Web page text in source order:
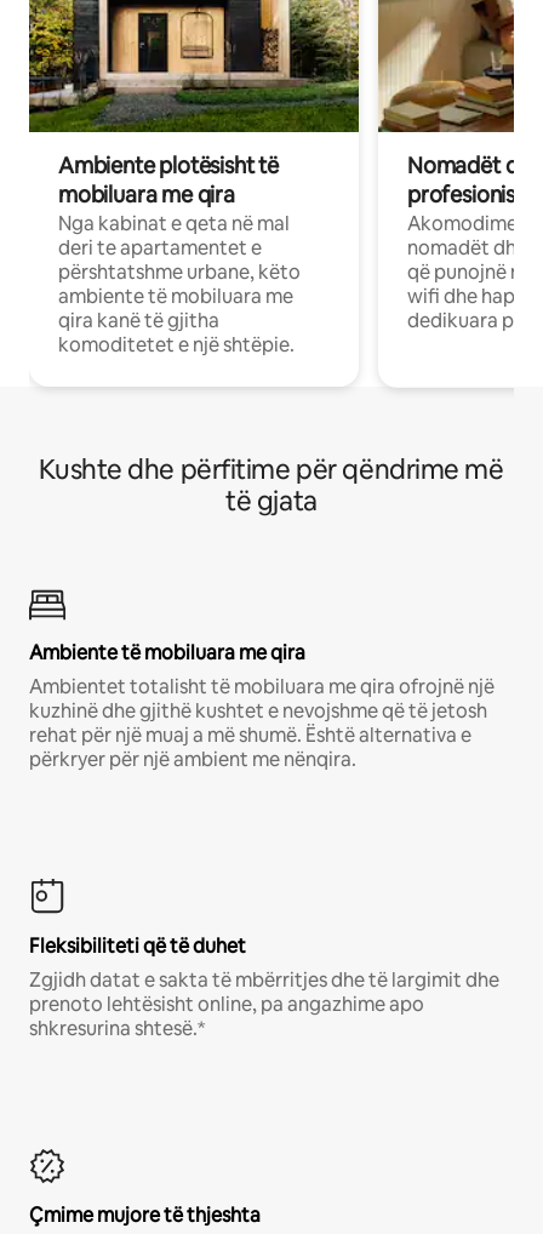
Ambiente plotësisht të
mobiluara me qira
Nga kabinat e qeta në mal
deri te apartamentet e
përshtatshme urbane, këto
ambiente të mobiluara me
qira kanë të gjitha
komoditetet e një shtëpie.
Nomadët
Akomodime
nomadët dhe
që punojnë në
wifi dhe
dedikuara
Kushte dhe përfitime për qëndrime më
të gjata
Ambiente të mobiluara me qira
Ambientet totalisht të mobiluara me qira ofrojnë një
kuzhinë dhe gjithë kushtet e nevojshme që të jetosh
rehat për një muaj a më shumë. Është alternativa e
përkryer për një ambient me nënqira.
Fleksibiliteti që të duhet
Zgjidh datat e sakta të mbërritjes dhe të largimit dhe
prenoto lehtësisht online, pa angazhime apo
shkresurina shtesë.*
Çmime mujore të thjeshta